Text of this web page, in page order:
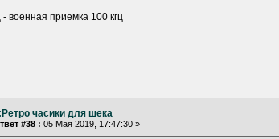
- военная приемка 100 кгц
часики для шека
#38 : 05 Мая 2019, 17:47:30 »